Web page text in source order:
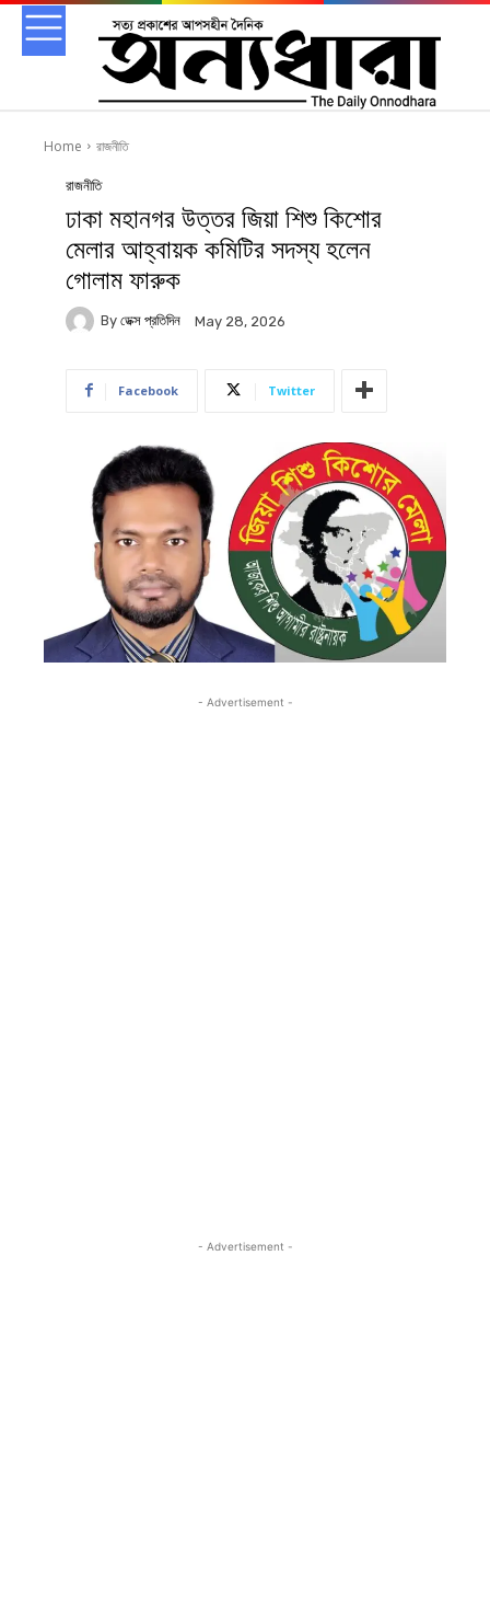
Home রাজনীতি
রাজনীতি
ঢাকা মহানগর উত্তর জিয়া শিশু কিশোর
মেলার আহ্বায়ক কমিটির সদস্য হলেন
গোলাম ফারুক
By ডেক্স প্রতিদিন May 28, 2026
Facebook Twitter
- Advertisement -
- Advertisement -